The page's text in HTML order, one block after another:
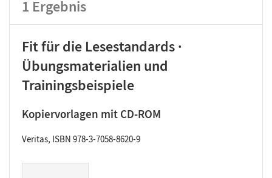
1 Ergebnis
Fit für die Lesestandards ·
Übungsmaterialien und
Trainingsbeispiele
Kopiervorlagen mit CD-ROM
Veritas, ISBN 978-3-7058-8620-9